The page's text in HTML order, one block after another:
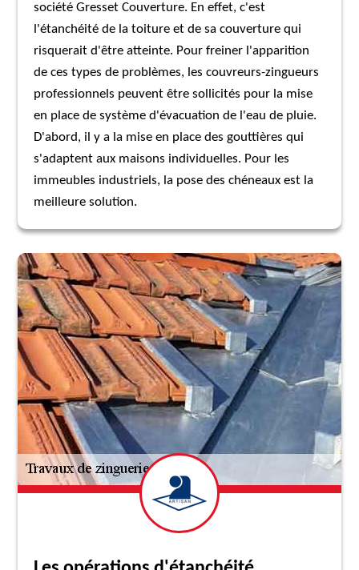
société Gresset Couverture. En effet, c'est
l'étanchéité de la toiture et de sa couverture qui
risquerait d'être atteinte. Pour freiner l'apparition
de ces types de problèmes, les couvreurs-zingueurs
professionnels peuvent être sollicités pour la mise
en place de système d'évacuation de l'eau de pluie.
D'abord, il y a la mise en place des gouttières qui
s'adaptent aux maisons individuelles. Pour les
immeubles industriels, la pose des chéneaux est la
meilleure solution.